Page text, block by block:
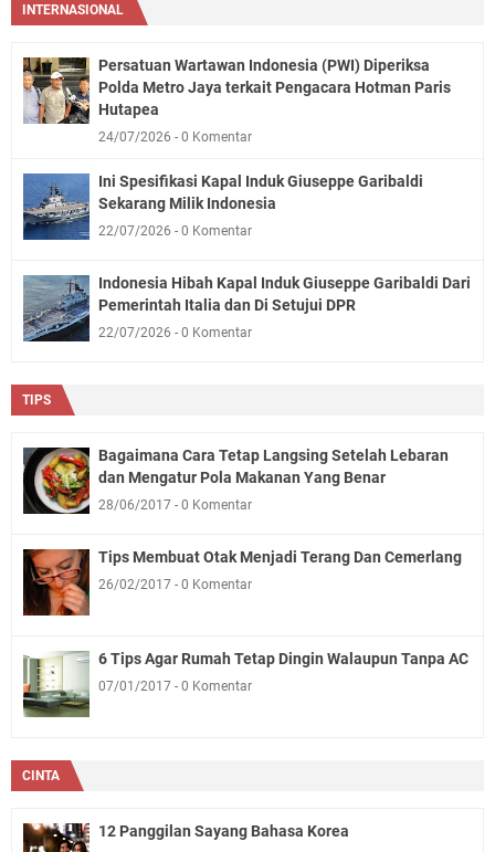
INTERNASIONAL
Persatuan Wartawan Indonesia (PWI) Diperiksa
Polda Metro Jaya terkait Pengacara Hotman Paris
Hutapea
24/07/2026 0 Komentar
Ini Spesifikasi Kapal Induk Giuseppe Garibaldi
Sekarang Milik Indonesia
22/07/2026 0 Komentar
Indonesia Hibah Kapal Induk Giuseppe Garibaldi Dari
Pemerintah Italia dan Di Setujui DPR
22/07/2026 0 Komentar
TIPS
Bagaimana Cara Tetap Langsing Setelah Lebaran
dan Mengatur Pola Makanan Yang Benar
28/06/2017 0 Komentar
Tips Membuat Otak Menjadi Terang Dan Cemerlang
26/02/2017 0 Komentar
6 Tips Agar Rumah Tetap Dingin Walaupun Tanpa AC
07/01/2017 0 Komentar
CINTA
12 Panggilan Sayang Bahasa Korea